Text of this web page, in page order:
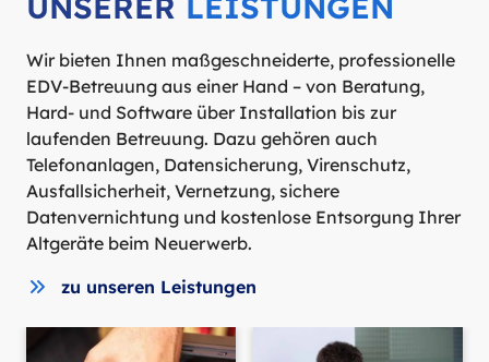
Wir bieten Ihnen maßgeschneiderte, professionelle
EDV-Betreuung aus einer Hand – von Beratung,
Hard- und Software über Installation bis zur
laufenden Betreuung. Dazu gehören auch
Telefonanlagen, Datensicherung, Virenschutz,
Ausfallsicherheit, Vernetzung, sichere
Datenvernichtung und kostenlose Entsorgung Ihrer
Altgeräte beim Neuerwerb.
zu unseren Leistungen